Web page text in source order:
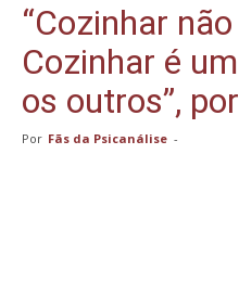
“Cozinhar
Cozinhar é
os outros”,
Por Fãs da Psicanálise -